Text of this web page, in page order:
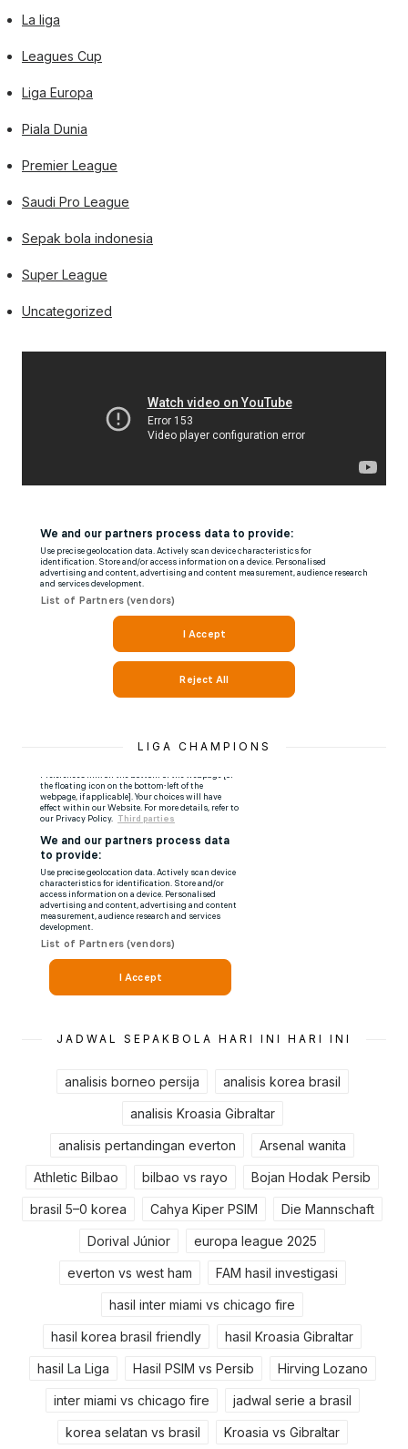
La liga
Leagues Cup
Liga Europa
Piala Dunia
Premier League
Saudi Pro League
Sepak bola indonesia
Super League
Uncategorized
LIGA CHAMPIONS
JADWAL SEPAKBOLA HARI INI HARI INI
analisis borneo persija analisis korea brasil
analisis Kroasia Gibraltar
analisis pertandingan everton Arsenal wanita
Athletic Bilbao bilbao vs rayo Bojan Hodak Persib
brasil 5–0 korea Cahya Kiper PSIM Die Mannschaft
Dorival Júnior europa league 2025
everton vs west ham FAM hasil investigasi
hasil inter miami vs chicago fire
hasil korea brasil friendly hasil Kroasia Gibraltar
hasil La Liga Hasil PSIM vs Persib Hirving Lozano
inter miami vs chicago fire jadwal serie a brasil
korea selatan vs brasil Kroasia vs Gibraltar